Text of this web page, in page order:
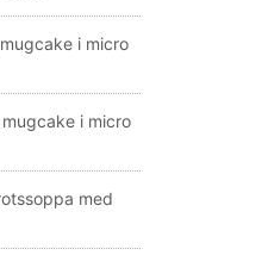
i micro
i micro
med